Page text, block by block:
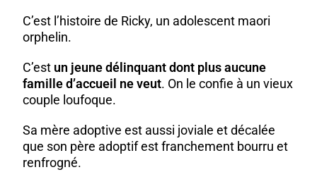
C’est l’histoire de Ricky, un adolescent maori
orphelin.
C’est un jeune délinquant dont plus aucune
famille d’accueil ne veut. On le confie à un vieux
couple loufoque.
Sa mère adoptive est aussi joviale et décalée
que son père adoptif est franchement bourru et
renfrogné.